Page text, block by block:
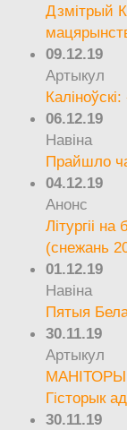
Дзмітрый
09.12.19
Артыкул
06.12.19
Навіна
Прайшло
04.12.19
Анонс
Літургіі
(снежань
01.12.19
Навіна
Пятыя
30.11.19
Артыкул
Гісторык
30.11.19